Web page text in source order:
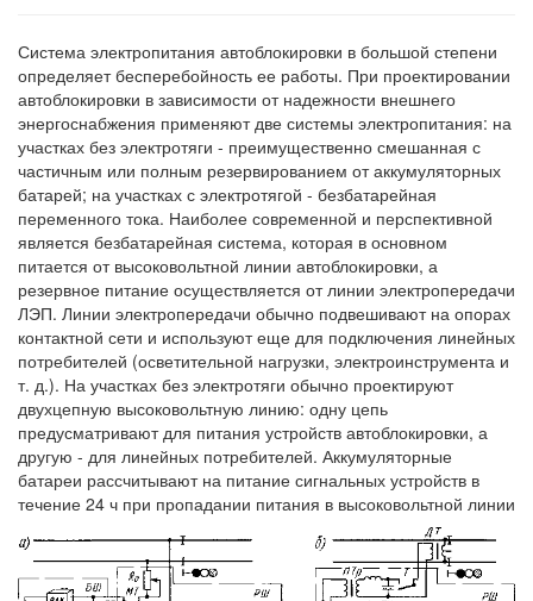
Система электропитания автоблокировки в большой степени
определяет бесперебойность ее работы. При проектировании
автоблокировки в зависимости от надежности внешнего
энергоснабжения применяют две системы электропитания: на
участках без электротяги - преимущественно смешанная с
частичным или полным резервированием от аккумуляторных
батарей; на участках с электротягой - безбатарейная
переменного тока. Наиболее современной и перспективной
является безбатарейная система, которая в основном
питается от высоковольтной линии автоблокировки, а
резервное питание осуществляется от линии электропередачи
ЛЭП. Линии электропередачи обычно подвешивают на опорах
контактной сети и используют еще для подключения линейных
потребителей (осветительной нагрузки, электроинструмента и
т. д.). На участках без электротяги обычно проектируют
двухцепную высоковольтную линию: одну цепь
предусматривают для питания устройств автоблокировки, а
другую - для линейных потребителей. Аккумуляторные
батареи рассчитывают на питание сигнальных устройств в
течение 24 ч при пропадании питания в высоковольтной линии